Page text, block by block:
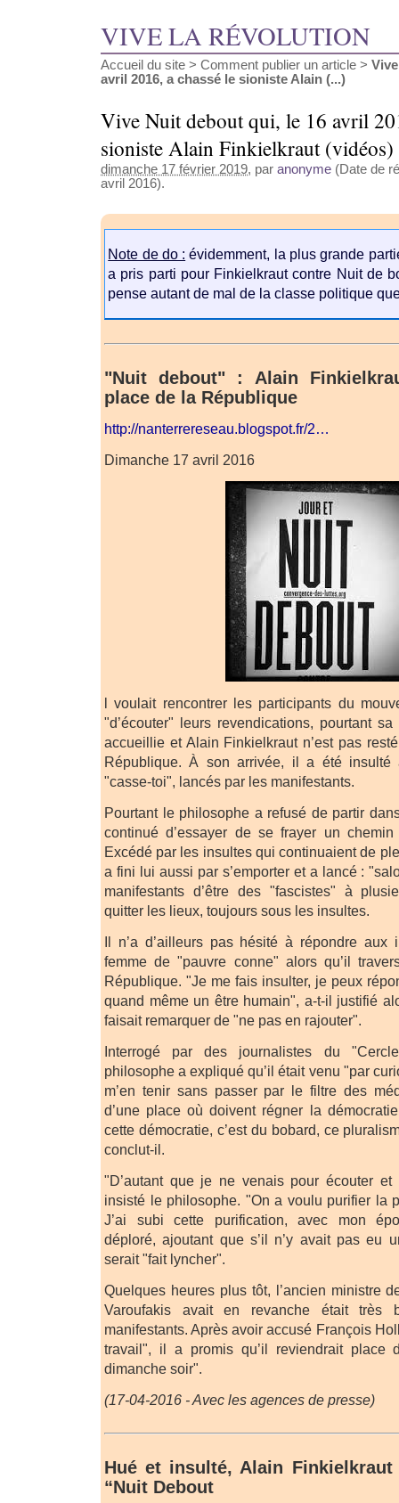
VIVE LA RÉVOLUTION
Accueil du site > Comment publier un article >
avril 2016, a chassé le sioniste Alain (...)
Vive Nuit debout qui, le 16 avril
sioniste Alain Finkielkraut (vidéos)
dimanche 17 février 2019, par anonyme (Date de
avril 2016).
Note de do : évidemment, la plus grande
a pris parti pour Finkielkraut contre Nuit de
pense autant de mal de la classe politique
"Nuit debout" : Alain
place de la République
http://nanterrereseau.blogspot.fr/2…
Dimanche 17 avril 2016
l voulait rencontrer les participants du
"d’écouter" leurs revendications, pourtant
accueillie et Alain Finkielkraut n’est pas
République. À son arrivée, il a été
"casse-toi", lancés par les manifestants.
Pourtant le philosophe a refusé de partir
continué d’essayer de se frayer un
Excédé par les insultes qui continuaient de
a fini lui aussi par s’emporter et a lancé :
manifestants d’être des "fascistes" à
quitter les lieux, toujours sous les insultes.
Il n’a d’ailleurs pas hésité à répondre aux
femme de "pauvre conne" alors qu’il
République. "Je me fais insulter, je peux
quand même un être humain", a-t-il justifié
faisait remarquer de "ne pas en rajouter".
Interrogé par des journalistes du
philosophe a expliqué qu’il était venu "par
m’en tenir sans passer par le filtre des
d’une place où doivent régner la
cette démocratie, c’est du bobard, ce
conclut-il.
"D’autant que je ne venais pour écouter
insisté le philosophe. "On a voulu purifier la
J’ai subi cette purification, avec mon
déploré, ajoutant que s’il n’y avait pas eu
serait "fait lyncher".
Quelques heures plus tôt, l’ancien ministre
Varoufakis avait en revanche était très
manifestants. Après avoir accusé François
travail", il a promis qu’il reviendrait place
dimanche soir".
(17-04-2016 - Avec les agences de presse)
Hué et insulté, Alain
“Nuit Debout